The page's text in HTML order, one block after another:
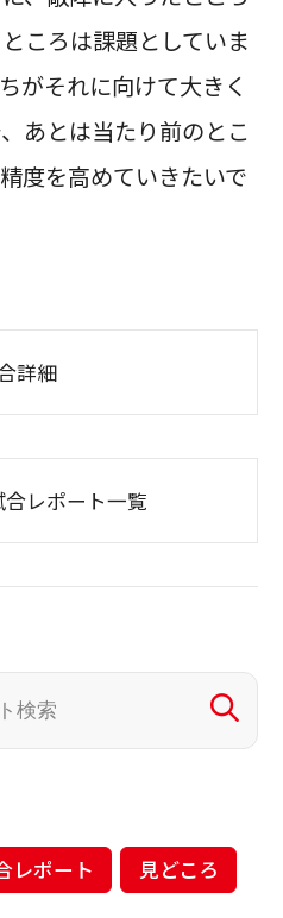
ころは課題としていま
がそれに向けて大きく
あとは当たり前のとこ
度を高めていきたいで
詳細
合レポート一覧
レポート
見どころ